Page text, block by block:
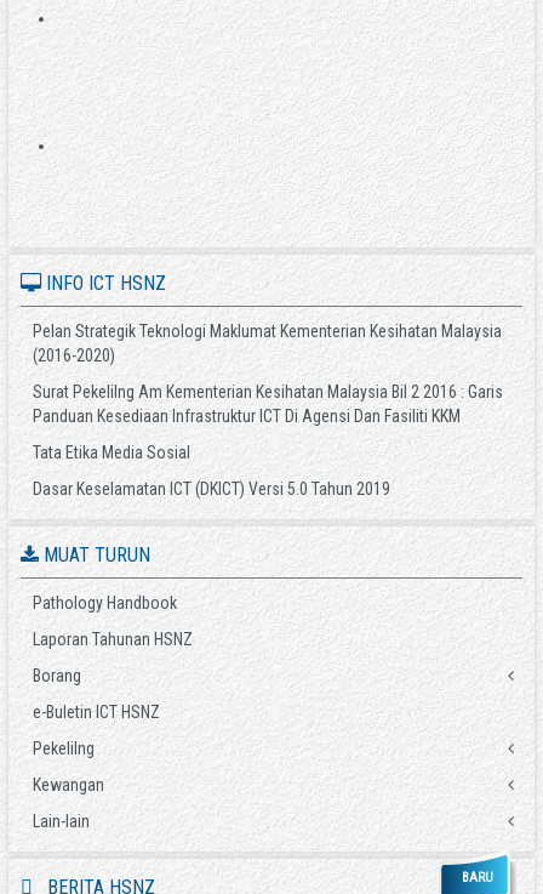
INFO ICT HSNZ
Pelan Strategik Teknologi Maklumat Kementerian Kesihatan Malaysia
(2016-2020)
Surat Pekelilng Am Kementerian Kesihatan Malaysia Bil 2 2016 : Garis
Panduan Kesediaan Infrastruktur ICT Di Agensi Dan Fasiliti KKM
Tata Etika Media Sosial
Dasar Keselamatan ICT (DKICT) Versi 5.0 Tahun 2019
MUAT TURUN
Pathology Handbook
Laporan Tahunan HSNZ
Borang
Tuntutan Perjalanan
Tuntutan Elaun Lebih Masa (ELM)
Tuntutan Lain-lain
Pinjaman Kerajaan
Pengesahan Pendapatan
Pindah Peruntukan
KWSP 17A (Khas 2021)
e-Buletin ICT HSNZ
Pekelilng
Pekeliling/Surat Pekeliling KKM
Pekeliling Perbendaharaan
Surat Pekeliling Perbendaharaan
Pekeliling Am JPM
Kewangan
COVID-19 - Surat Pekeliling KSU Bil 2 2020 - Bayaran Elaun Khas Doktor dan Anggota
Kesihatan
COVID-19 - Perubahan Elaun Khas kepada Doktor dan Anggota Kesihatan
Lain-lain
Akta
Polisi
BARU
BERITA HSNZ